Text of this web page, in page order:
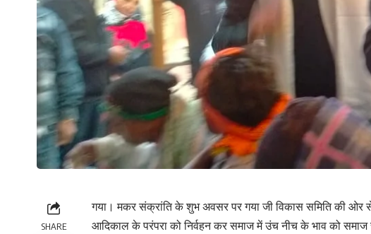
SHARE
गया। मकर संक्रांति के शुभ अवसर पर गया जी विकास समिति की ओर
आदिकाल के परंपरा को निर्वहन कर समाज में उंच नीच के भाव को